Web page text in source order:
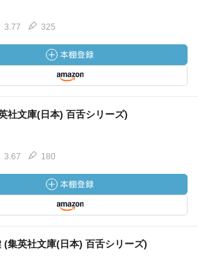
3.77 325
社文庫(日本) 百舌シリーズ)
3.67 180
(集英社文庫(日本) 百舌シリーズ)